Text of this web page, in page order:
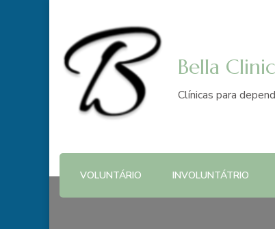
Bella Clinic
Clínicas para
VOLUNTÁRIO INVOLUNTÁTRIO